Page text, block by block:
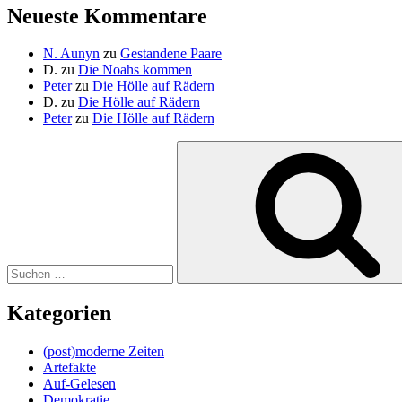
Neueste Kommentare
N. Aunyn zu Gestandene Paare
D. zu Die Noahs kommen
Peterzu Die Hölle auf Rädern
D. zu Die Hölle auf Rädern
Peterzu Die Hölle auf Rädern
Kategorien
(post)moderne Zeiten
Artefakte
Auf-Gelesen